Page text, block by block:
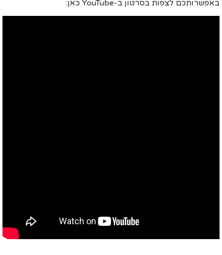
באפשרותכם לצפות בסרטון ב-YouTube כאן: